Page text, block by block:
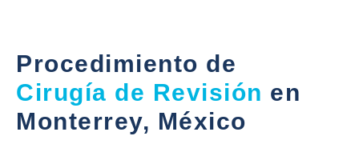
Procedimiento de
Cirugía de Revisión en
Monterrey, México